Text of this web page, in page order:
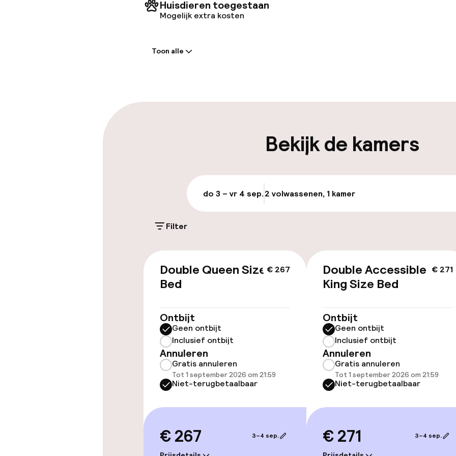
Huisdieren toegestaan
Mogelijk extra kosten
Parkeergelegenheid op eigen
Mogelijk extra kosten
Openbaar parkeren
Oplaadpunt
Transferservice
Toegankelijkheid
Overal rolstoeltoegankelijk
Kamers
Aansluitende kamers beschikbaar
Zwemmen & wellness
Fitnessruimte / gym
Toon alle
Bekijk de kamers
do 3 – vr 4 sep.2 volwassenen, 1 kamer
Filter
€ 267
Double Queen Size
Bed
Ontbijt
Geen ontbijt
Inclusief ontbijt
Annuleren
Gratis annuleren
Tot 1 september 2026 om 21:59
Niet-terugbetaalbaar
€ 267 3–4 sep.
€ 271
Double Accessible
King Size Bed
Ontbijt
Geen ontbijt
Inclusief ontbijt
Annuleren
Gratis annuleren
Tot 1 september 2026 om 21:59
Niet-terugbetaalbaar
€ 271 3–4 sep.